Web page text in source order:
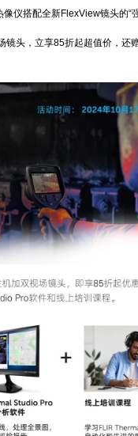
搭配全新FlexView镜头的“强
头，立享85折起超值价，还